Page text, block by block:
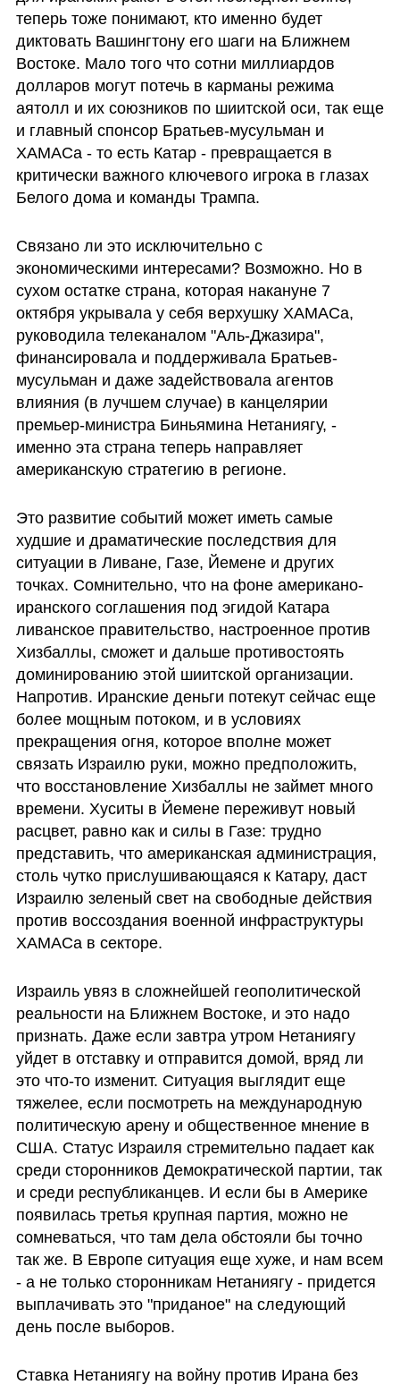
теперь тоже понимают, кто именно будет
диктовать Вашингтону его шаги на Ближнем
Востоке. Мало того что сотни миллиардов
долларов могут потечь в карманы режима
аятолл и их союзников по шиитской оси, так еще
и главный спонсор Братьев-мусульман и
ХАМАСа - то есть Катар - превращается в
критически важного ключевого игрока в глазах
Белого дома и команды Трампа.
Связано ли это исключительно с
экономическими интересами? Возможно. Но в
сухом остатке страна, которая накануне 7
октября укрывала у себя верхушку ХАМАСа,
руководила телеканалом "Аль-Джазира",
финансировала и поддерживала Братьев-
мусульман и даже задействовала агентов
влияния (в лучшем случае) в канцелярии
премьер-министра Биньямина Нетаниягу, -
именно эта страна теперь направляет
американскую стратегию в регионе.
Это развитие событий может иметь самые
худшие и драматические последствия для
ситуации в Ливане, Газе, Йемене и других
точках. Сомнительно, что на фоне американо-
иранского соглашения под эгидой Катара
ливанское правительство, настроенное против
Хизбаллы, сможет и дальше противостоять
доминированию этой шиитской организации.
Напротив. Иранские деньги потекут сейчас еще
более мощным потоком, и в условиях
прекращения огня, которое вполне может
связать Израилю руки, можно предположить,
что восстановление Хизбаллы не займет много
времени. Хуситы в Йемене переживут новый
расцвет, равно как и силы в Газе: трудно
представить, что американская администрация,
столь чутко прислушивающаяся к Катару, даст
Израилю зеленый свет на свободные действия
против воссоздания военной инфраструктуры
ХАМАСа в секторе.
Израиль увяз в сложнейшей геополитической
реальности на Ближнем Востоке, и это надо
признать. Даже если завтра утром Нетаниягу
уйдет в отставку и отправится домой, вряд ли
это что-то изменит. Ситуация выглядит еще
тяжелее, если посмотреть на международную
политическую арену и общественное мнение в
США. Статус Израиля стремительно падает как
среди сторонников Демократической партии, так
и среди республиканцев. И если бы в Америке
появилась третья крупная партия, можно не
сомневаться, что там дела обстояли бы точно
так же. В Европе ситуация еще хуже, и нам всем
- а не только сторонникам Нетаниягу - придется
выплачивать это "приданое" на следующий
день после выборов.
Ставка Нетаниягу на войну против Ирана без